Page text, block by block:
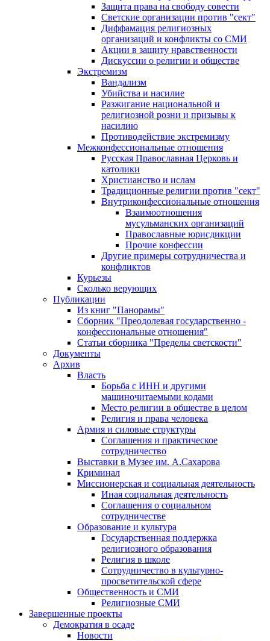
Защита права на свободу совести
Светские организации против "сект"
Диффамация религиозных
организаций и конфликты со СМИ
Акции в защиту нравственности
Дискуссии о религии и обществе
Экстремизм
Вандализм
Убийства и насилие
Разжигание национальной и
религиозной розни и призывы к
насилию
Противодействие экстремизму
Межконфессиональные отношения
Русская Православная Церковь и
католики
Христианство и ислам
Традиционные религии против "сект"
Внутриконфессиональные отношения
Взаимоотношения
мусульманских организаций
Православные юрисдикции
Прочие конфессии
Другие примеры сотрудничества и
конфликтов
Курьезы
Сколько верующих
Публикации
Из книг "Панорамы"
Сборник "Преодолевая государственно -
конфессиональные отношения"
Статьи сборника "Пределы светскости"
Документы
Архив
Власть
Борьба с ИНН и другими
машиночитаемыми кодами
Место религии в обществе в целом
Религия и права человека
Армия и силовые структуры
Соглашения и практическое
сотрудничество
Выставки в Музее им. А.Сахарова
Криминал
Миссионерская и социальная деятельность
Иная социальная деятельность
Соглашения о социальном
сотрудничестве
Образование и культура
Государственная поддержка
религиозного образования
Религия в школе
Сотрудничество в культурно-
просветительской сфере
Общественность и СМИ
Религиозные СМИ
Завершенные проекты
Демократия в осаде
Новости